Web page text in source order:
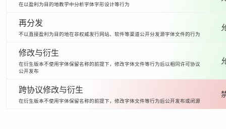
在以盈利为目的地教学中分析字体字形设计等行为
再分发
不以直接盈利为目的地在非权威发行网站、软件等渠道公开分发源字体文件的行为
修改与衍生
在衍生版本不使用字体保留名称的前提下，修改字体文件等行为后以相同许可协议
公开发布
跨协议修改与衍生
在衍生版本不使用字体保留名称的前提下，修改字体文件等行为后公开发布或闭源